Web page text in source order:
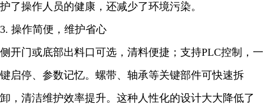
护了操作人员的健康，还减少了环境污染。
3. 操作简便，维护省心
侧开门或底部出料口可选，清料便捷；支持PLC控制，一
键启停、参数记忆。螺带、轴承等关键部件可快速拆
卸，清洁维护效率提升。这种人性化的设计大大降低了